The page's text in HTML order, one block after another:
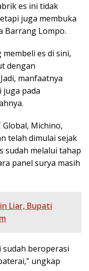
es ini tidak
juga membuka
Barrang Lompo.
es di sini,
dengan
manfaatnya
juga pada
Michino,
telah dimulai sejak
sudah melalui tahap
panel surya masih
Liar, Bupati
beroperasi
ungkap